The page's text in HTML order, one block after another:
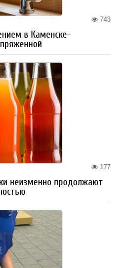
743
в Каменске-
177
неизменно продолжают